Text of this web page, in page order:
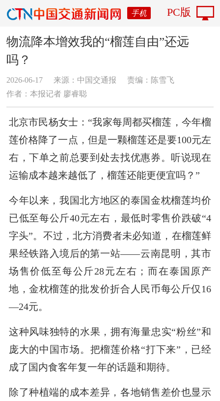
手机 PC版
物流降本增效我的“榴莲自由”还远
吗？
2026-06-17 来源：中国交通报
责编：陈雪飞
作者：本报记者 廖睿聪
北京市民杨女士：“我家每周都买榴莲，今年榴
莲价格降了一点，但是一颗榴莲还是要100元左
右，下单之前总要到处去找优惠券。听说现在
运输成本越来越低了，榴莲还能更便宜吗？”
今年以来，我国北方地区的泰国金枕榴莲均价
已低至每公斤40元左右，最低时零售价跌破“4
字头”。不过，北方消费者未必知道，在榴莲鲜
果经铁路入境后的第一站——云南昆明，其市
场售价低至每公斤28元左右；而在泰国原产
地，金枕榴莲的批发价折合人民币每公斤仅16
—24元。
这种风味独特的水果，拥有海量忠实“粉丝”和
庞大的中国市场。把榴莲价格“打下来”，已经
成了国内食客年复一年的话题和期待。
除了种植端的成本差异，各地销售差价也显示